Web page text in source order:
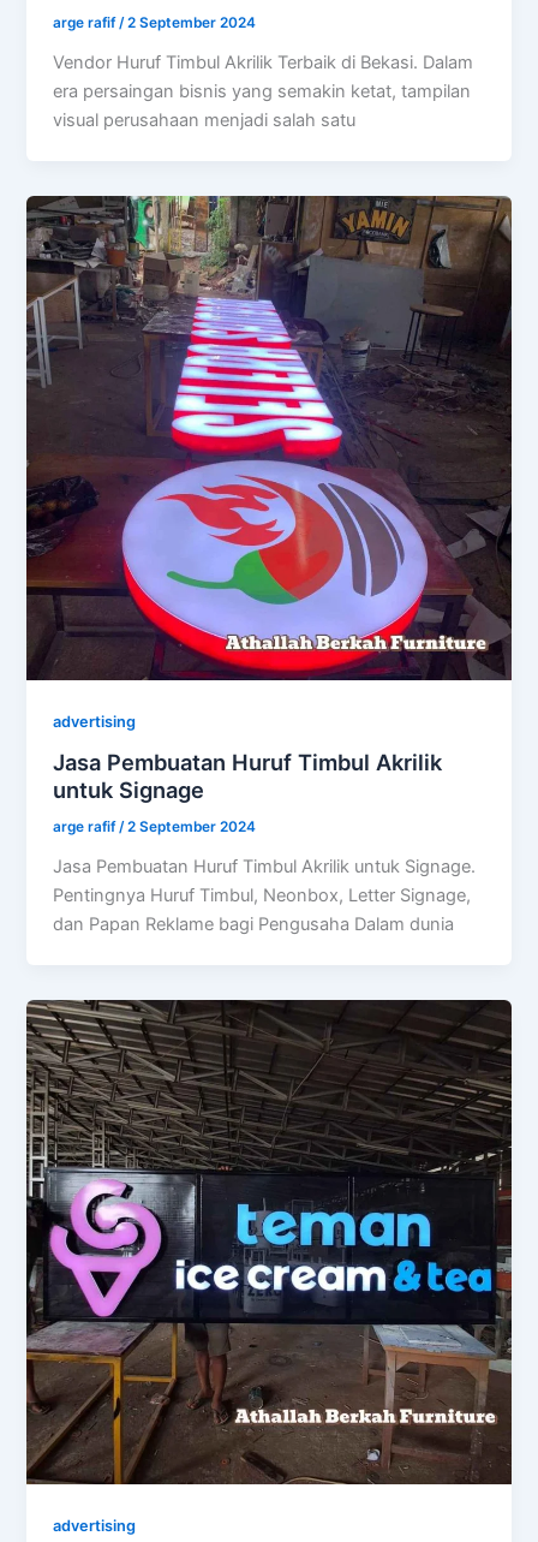
arge rafif/2 September 2024
Vendor Huruf Timbul Akrilik Terbaik di Bekasi. Dalam
era persaingan bisnis yang semakin ketat, tampilan
visual perusahaan menjadi salah satu
advertising
Jasa Pembuatan Huruf Timbul Akrilik
untuk Signage
arge rafif/2 September 2024
Jasa Pembuatan Huruf Timbul Akrilik untuk Signage.
Pentingnya Huruf Timbul, Neonbox, Letter Signage,
dan Papan Reklame bagi Pengusaha Dalam dunia
advertising